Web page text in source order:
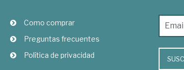
Como comprar
Preguntas frecuentes
Política de privacidad